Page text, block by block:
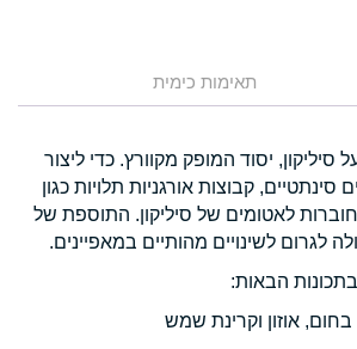
תאימות כימית
סיליקון, יסוד המופק מקוורץ. כדי ליצור
קבוצות אורגניות תלויות כגון
לאטומים של סיליקון. התוספת של
לגרום לשינויים מהותיים במאפיינים.
בתכונות הבאות:
אוזון וקרינת שמש